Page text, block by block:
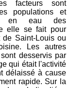
facteurs sont
populations et
en eau des
elle se fait pour
Saint-Louis ou
Les autres
desservis par
qui était l'activité
délaissé à cause
rapide. Sur la